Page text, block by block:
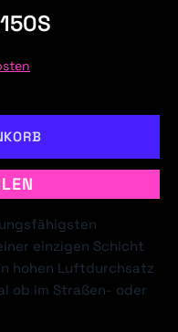
einzigen Schicht
hohen Luftdurchsatz
ob im Straßen- oder